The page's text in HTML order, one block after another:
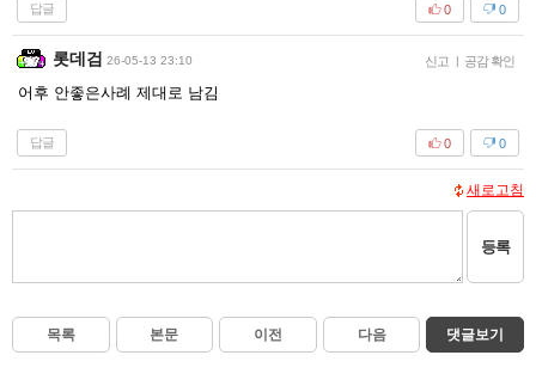
답글 0
0
롯데검 26-05-13 23:10 신고 | 공감 확인
어후 안좋은사례 제대로 남김
답글 0
0
새로고침
등록
목록 본문 이전 다음 댓글보기